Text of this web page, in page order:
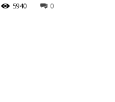
0
5940